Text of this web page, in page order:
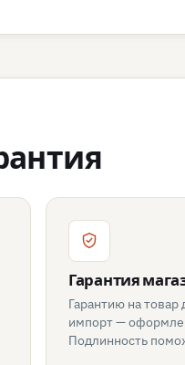
Гарантия
Гарантию на
импорт —
Подлинность